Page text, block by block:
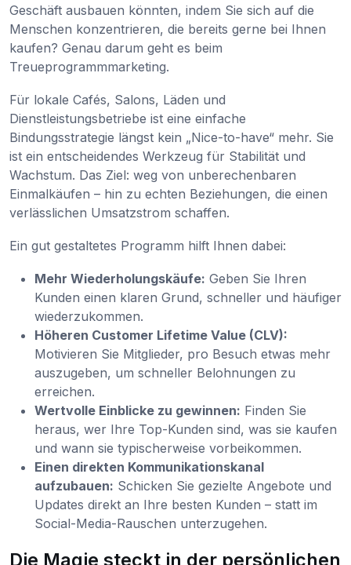
Geschäft ausbauen könnten, indem Sie sich auf die
Menschen konzentrieren, die bereits gerne bei Ihnen
kaufen? Genau darum geht es beim
Treueprogrammmarketing.
Für lokale Cafés, Salons, Läden und
Dienstleistungsbetriebe ist eine einfache
Bindungsstrategie längst kein „Nice-to-have“ mehr. Sie
ist ein entscheidendes Werkzeug für Stabilität und
Wachstum. Das Ziel: weg von unberechenbaren
Einmalkäufen – hin zu echten Beziehungen, die einen
verlässlichen Umsatzstrom schaffen.
Ein gut gestaltetes Programm hilft Ihnen dabei:
Mehr Wiederholungskäufe: Geben Sie Ihren
Kunden einen klaren Grund, schneller und häufiger
wiederzukommen.
Höheren Customer Lifetime Value (CLV):
Motivieren Sie Mitglieder, pro Besuch etwas mehr
auszugeben, um schneller Belohnungen zu
erreichen.
Wertvolle Einblicke zu gewinnen: Finden Sie
heraus, wer Ihre Top-Kunden sind, was sie kaufen
und wann sie typischerweise vorbeikommen.
Einen direkten Kommunikationskanal
aufzubauen: Schicken Sie gezielte Angebote und
Updates direkt an Ihre besten Kunden – statt im
Social-Media-Rauschen unterzugehen.
Die Magie steckt in der persönlichen